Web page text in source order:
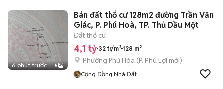
6 phút trước 5
Bán đất thổ cư 128m2 đường Trần Văn
Giác, P. Phú Hoà, TP. Thủ Dầu Một
Đất thổ cư
4,1 tỷ 32 tr/m² 128 m²
Phường Phú Hòa (P. Phú Lợi mới)
Cộng Đồng Nhà Đất